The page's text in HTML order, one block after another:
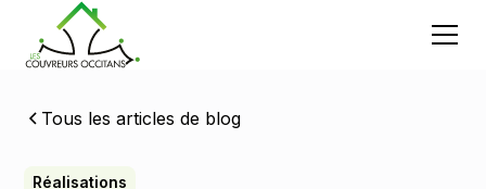
Tous les articles de blog
Réalisations